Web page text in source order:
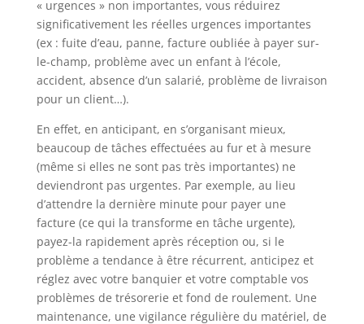
« urgences » non importantes, vous réduirez
significativement les réelles urgences importantes
(ex : fuite d’eau, panne, facture oubliée à payer sur-
le-champ, problème avec un enfant à l’école,
accident, absence d’un salarié, problème de livraison
pour un client…).
En effet, en anticipant, en s’organisant mieux,
beaucoup de tâches effectuées au fur et à mesure
(même si elles ne sont pas très importantes) ne
deviendront pas urgentes. Par exemple, au lieu
d’attendre la dernière minute pour payer une
facture (ce qui la transforme en tâche urgente),
payez-la rapidement après réception ou, si le
problème a tendance à être récurrent, anticipez et
réglez avec votre banquier et votre comptable vos
problèmes de trésorerie et fond de roulement. Une
maintenance, une vigilance régulière du matériel, de